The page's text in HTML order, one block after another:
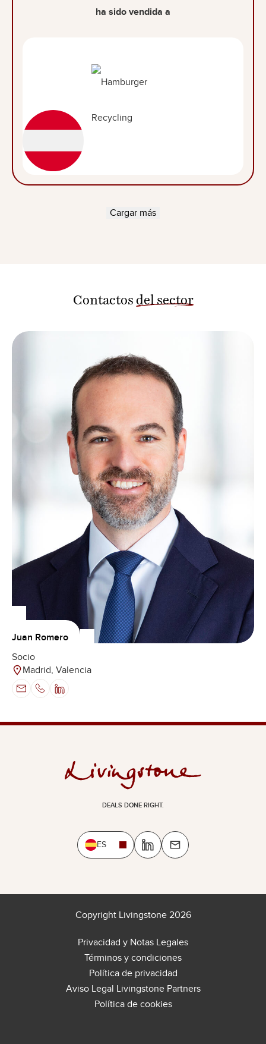
ha sido vendida a
Cargar más
Contactos del sector
Juan Romero
Socio
Madrid, Valencia
DEALS DONE RIGHT.
ES
Copyright Livingstone 2026
Privacidad y Notas Legales
Términos y condiciones
Política de privacidad
Aviso Legal Livingstone Partners
Política de cookies